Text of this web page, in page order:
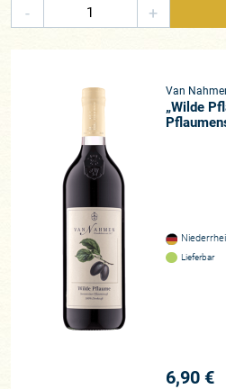
- +
Van
„Wilde
Lieferbar
6,90 €